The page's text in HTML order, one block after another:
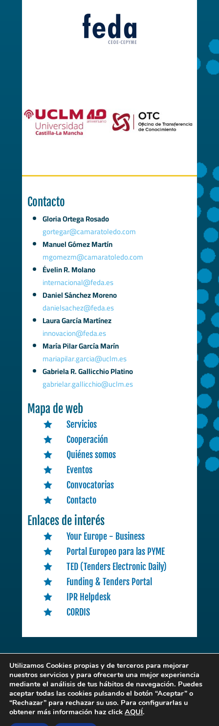
Contacto
Gloria Ortega Rosado
gortegar@camaratoledo.com
Manuel Gómez Martín
mgomezm@camaratoledo.com
Évelin R. Molano
internacional@feda.es
Daniel Sánchez Moreno
danielsachez@feda.es
Laura García Martínez
innovacion@feda.es
María Pilar García Marín
mariapilar.garcia@uclm.es
Gabriela R. Gallicchio Platino
gabrielar.gallicchio@uclm.es
Mapa de web
 Servicios
 Cooperación
 Quiénes somos
 Eventos
 Convocatorias
 Contacto
Enlaces de interés
 Your Europe - Business
 Portal Europeo para las PYME
 TED (Tenders Electronic Daily)
 Funding & Tenders Portal
 IPR Helpdesk
 CORDIS
EENCLM. © 2022 | Desarrollado porExpertic
POLITICA DE PRIVACIDAD Y CONDICIONES DE USO
Utilizamos Cookies propias y de terceros para mejorar
nuestros servicios y para ofrecerte una mejor experiencia
mediante el análisis de tus hábitos de navegación. Puedes
aceptar todas las cookies pulsando el botón “Aceptar” o
“Rechazar” para rechazar su uso. Para configurarlas u
obtener más información haz click AQUÍ.